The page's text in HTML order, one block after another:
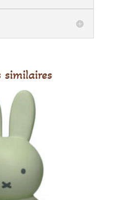
similaires